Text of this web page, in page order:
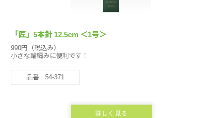
「匠」5本針 12.5cm ＜1号＞
990円（税込み）
小さな輪編みに便利です！
品番 : 54-371
詳しく見る